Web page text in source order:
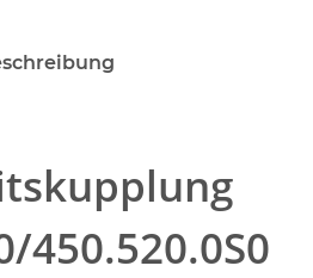
450.520.0S0